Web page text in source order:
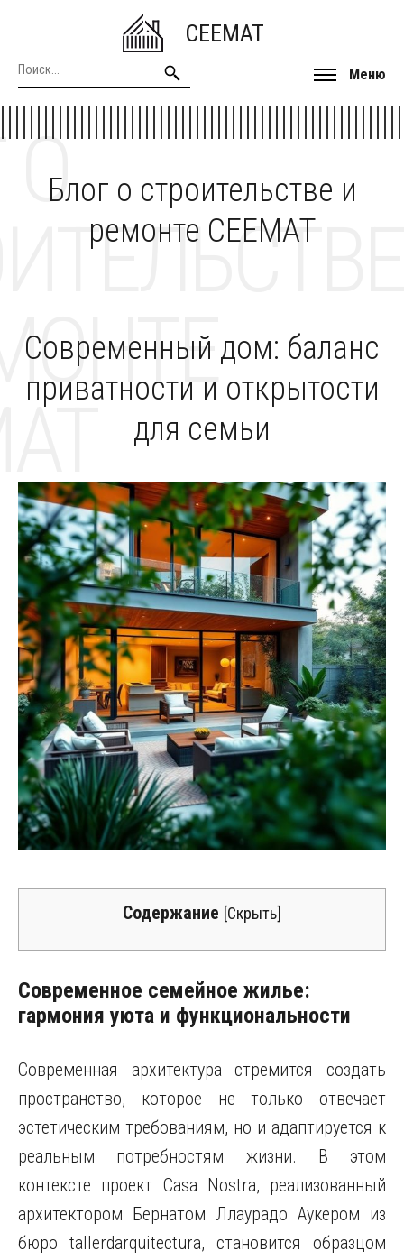
CEEMAT
Меню
Блог о строительстве и
ремонте CEEMAT
О
Современный дом: баланс
приватности и открытости
для семьи
Содержание [Скрыть]
Современное семейное жилье:
гармония уюта и функциональности
Современная архитектура стремится создать
пространство, которое не только отвечает
эстетическим требованиям, но и адаптируется к
реальным потребностям жизни. В этом
контексте проект Casa Nostra, реализованный
архитектором Бернатом Ллаурадо Аукером из
бюро tallerdarquitectura, становится образцом